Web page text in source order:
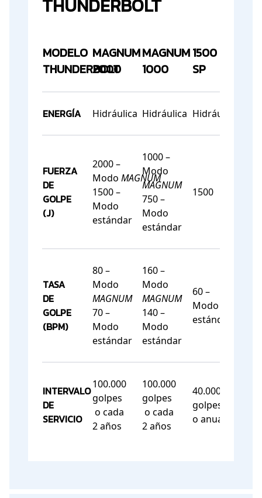
THUNDERBOLT
MODELO
THUNDERBOLT
MAGNUM
2000
MAGNUM
1000
1500
SP
ENERGÍA Hidráulica Hidráulica Hidráulica
FUERZA
DE
GOLPE
(J)
2000 –
Modo MAGNUM
1500 –
Modo
estándar
1000 –
Modo
MAGNUM
750 –
Modo
estándar
1500
TASA
DE
GOLPE
(BPM)
80 –
Modo
MAGNUM
70 –
Modo
estándar
160 –
Modo
MAGNUM
140 –
Modo
estándar
60 –
Modo
estándar
INTERVALO
DE
SERVICIO
100.000
golpes
o cada
2 años
100.000
golpes
o cada
2 años
40.000
golpes
o anual